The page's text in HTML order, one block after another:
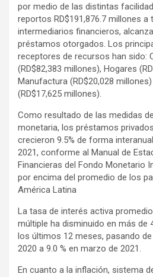
por medio de las distintas
reportos RD$191,876.7 millones a
intermediarios financieros,
préstamos otorgados. Los
receptores de recursos han sido:
(RD$82,383 millones), Hogares
Manufactura (RD$20,028
(RD$17,625 millones).
Como resultado de las medidas
monetaria, los préstamos
crecieron 9.5% de forma
2021, conforme al Manual de
Financieras del Fondo Monetario
por encima del promedio de los
América Latina
La tasa de interés activa
múltiple ha disminuido en más de
los últimos 12 meses, pasando
2020 a 9.0 % en marzo de 2021.
En cuanto a la inflación, sistema